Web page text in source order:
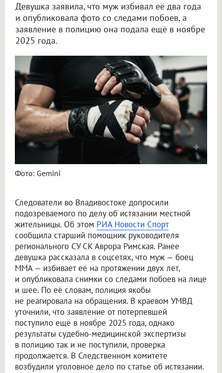
Девушка заявила, что муж избивал её два года
и опубликовала фото со следами побоев, а
заявление в полицию она подала ещё в ноябре
2025 года.
Фото: Gemini
Следователи во Владивостоке допросили
подозреваемого по делу об истязании местной
жительницы. Об этом РИА Новости Спорт
сообщила старший помощник руководителя
регионального СУ СК Аврора Римская. Ранее
девушка рассказала в соцсетях, что муж — боец
ММА — избивает её на протяжении двух лет,
и опубликовала снимки со следами побоев на лице
и шее. По её словам, полиция якобы
не реагировала на обращения. В краевом УМВД
уточнили, что заявление от потерпевшей
поступило ещё в ноябре 2025 года, однако
результаты судебно-медицинской экспертизы
в полицию так и не поступили, проверка
продолжается. В Следственном комитете
возбудили уголовное дело по статье об истязании.